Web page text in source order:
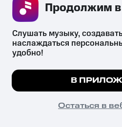
СКАЧАТЬ
психотропных веществ, их
их незаконный оборот запрещён и
законодательством
© 2026 ООО «КИОН».
Все права защищены
Мы используем куки, чтобы
Подробнее
Слушать музыку,
наслаждаться
удобно!
В
Остаться в